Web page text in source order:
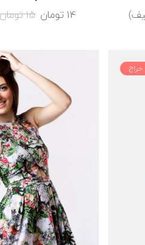
14 تومان 15تومان
حراج